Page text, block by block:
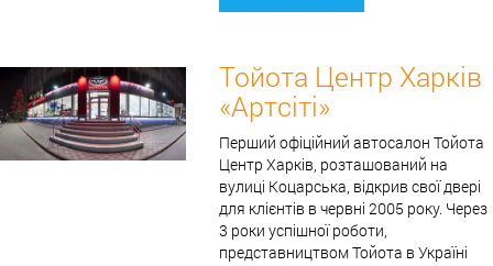
Тойота Центр Харків
«Артсіті»
Перший офіційний автосалон Тойота
Центр Харків, розташований на
вулиці Коцарська, відкрив свої двері
для клієнтів в червні 2005 року. Через
3 роки успішної роботи,
представництвом Тойота в Україні